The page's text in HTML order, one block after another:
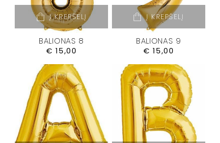
Į KREPŠELĮ
BALIONAS 8
€ 15,00
Į KREPŠELĮ
BALIONAS 9
€ 15,00